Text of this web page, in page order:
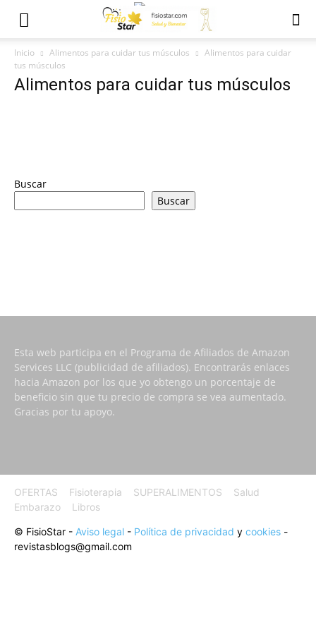
Inicio Alimentos para cuidar tus músculos
Alimentos para cuidar
tus músculos
Alimentos para cuidar tus músculos
Buscar
Buscar
Esta web participa en el Programa de Afiliados de Amazon
Services LLC (publicidad de afiliados). Encontrarás enlaces
hacia Amazon por los que yo obtengo un porcentaje de
beneficio sin que tu precio de compra se vea aumentado.
Gracias por tu apoyo.
OFERTAS Fisioterapia SUPERALIMENTOS
Salud
Embarazo
Libros
© FisioStar - Aviso legal - Política de privacidad y cookies -
revistasblogs@gmail.com